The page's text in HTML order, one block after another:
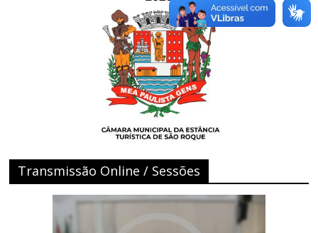
Transmissão Online / Sessões